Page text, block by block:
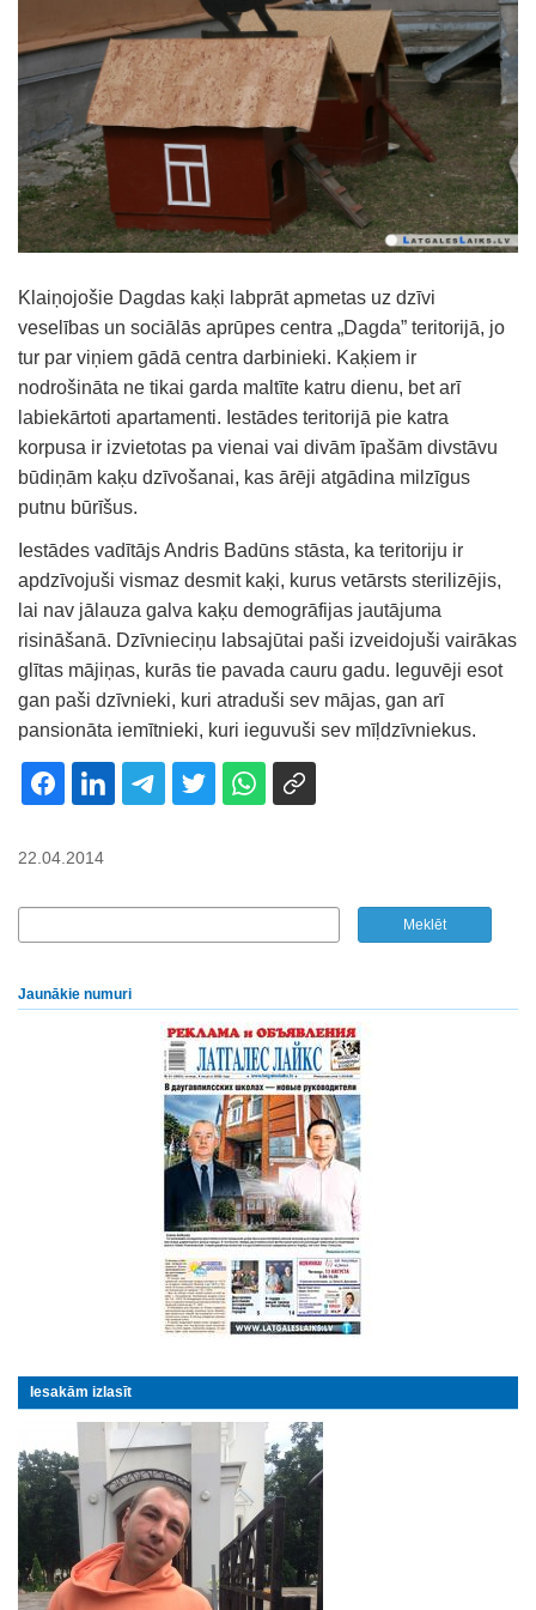
Klaiņojošie Dagdas kaķi labprāt apmetas uz dzīvi
veselības un sociālās aprūpes centra „Dagda” teritorijā, jo
tur par viņiem gādā centra darbinieki. Kaķiem ir
nodrošināta ne tikai garda maltīte katru dienu, bet arī
labiekārtoti apartamenti. Iestādes teritorijā pie katra
korpusa ir izvietotas pa vienai vai divām īpašām divstāvu
būdiņām kaķu dzīvošanai, kas ārēji atgādina milzīgus
putnu būrīšus.
Iestādes vadītājs Andris Badūns stāsta, ka teritoriju ir
apdzīvojuši vismaz desmit kaķi, kurus vetārsts sterilizējis,
lai nav jālauza galva kaķu demogrāfijas jautājuma
risināšanā. Dzīvnieciņu labsajūtai paši izveidojuši vairākas
glītas mājiņas, kurās tie pavada cauru gadu. Ieguvēji esot
gan paši dzīvnieki, kuri atraduši sev mājas, gan arī
pansionāta iemītnieki, kuri ieguvuši sev mīļdzīvniekus.
22.04.2014
Jaunākie numuri
Iesakām izlasīt